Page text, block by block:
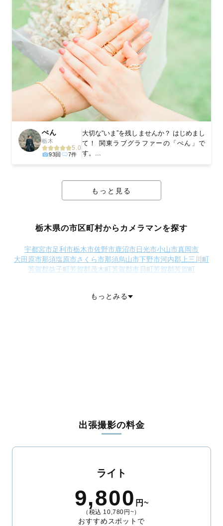
ぺん
栃木
5.0
93回 7件
大切な“いま”を残しませんか？ はじめまし
て！ 関東ラブグラファーの「ぺん」で
す。...
もっと見る
栃木県の市区町村からカメラマンを探す
宇都宮市足利市栃木市佐野市鹿沼市日光市小山市真岡市
大田原市那須塩原市さくら市那須烏山市下野市河内郡上三川町
芳賀郡益子町芳賀郡茂木町芳賀郡市貝町芳賀郡芳賀町
もっとみる
出張撮影の料金
ライト
9,800 円~
（税込 10,780円~）
おすすめスポットで